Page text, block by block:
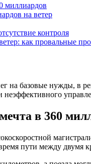
миллиардов
на ветер
контроля
как провальные
на базовые нужды,
в 360
пути между двумя